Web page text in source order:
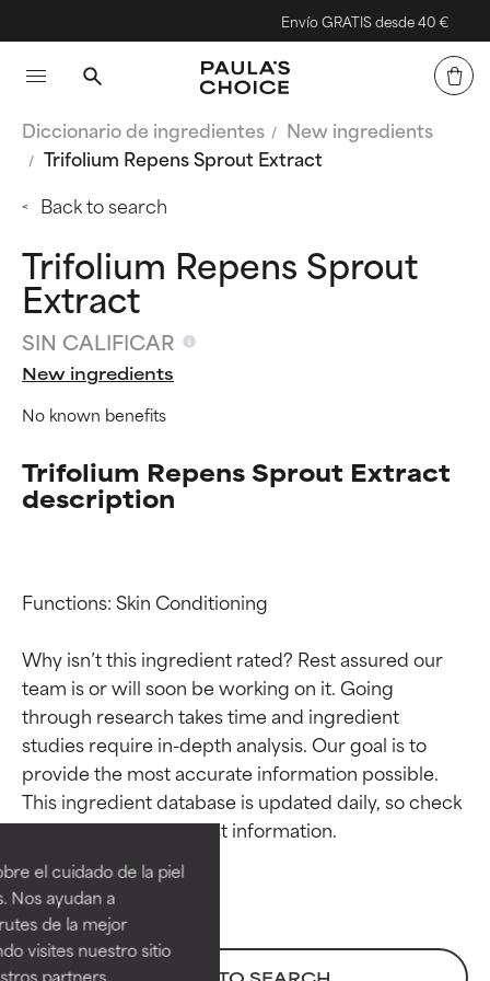
el cuidado de la piel
Nos ayudan a
de la mejor
visites nuestro sitio
partners,
Envío GRATIS desde 40 €
Diccionario de ingredientes
New ingredients
Trifolium Repens Sprout Extract
Back to search
Trifolium Repens Sprout
Extract
SIN CALIFICAR
New ingredients
No known benefits
Trifolium Repens Sprout Extract
description
Functions: Skin Conditioning
Why isn’t this ingredient rated? Rest assured our
team is or will soon be working on it. Going
through research takes time and ingredient
studies require in-depth analysis. Our goal is to
provide the most accurate information possible.
This ingredient database is updated daily, so check
Calificaciones de
ingredientes
EXCELENTE
Ingrediente sobresaliente con
beneficios reales para la piel. Su
eficacia está demostrada y
Calificaciones de
ingredientes
EXCELENTE
Ingrediente sobresaliente con
beneficios reales para la piel. Su
eficacia está demostrada y